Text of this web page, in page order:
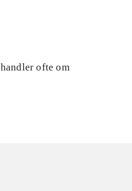
handler ofte om